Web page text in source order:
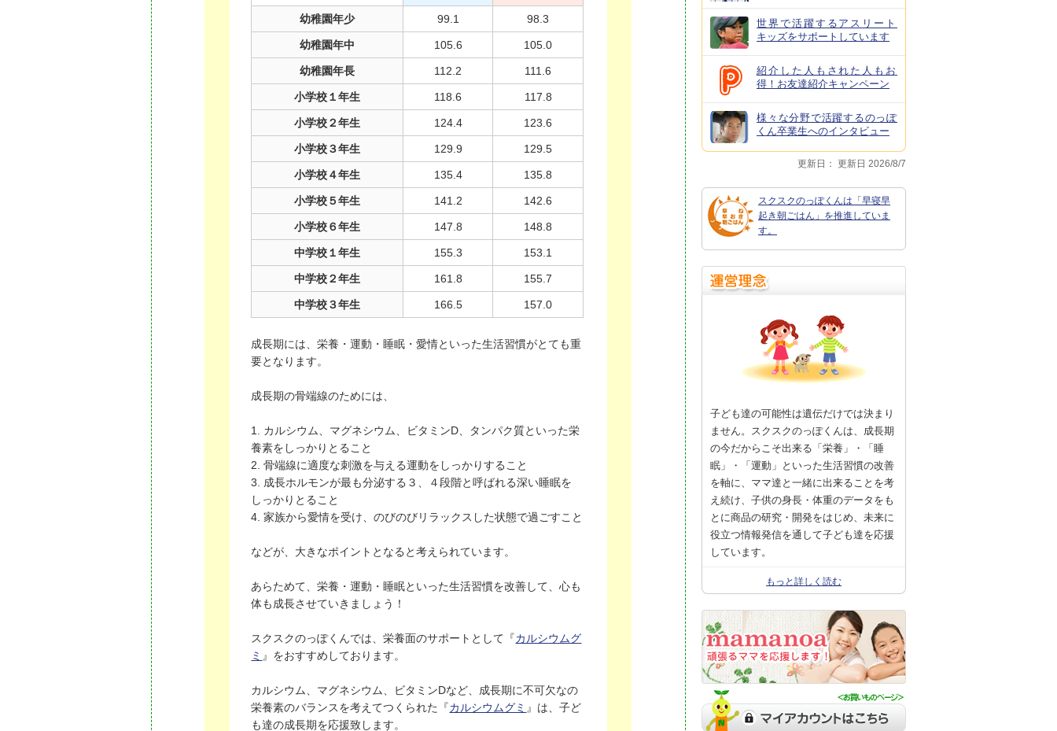
幼稚園年少 99.1 98.3
幼稚園年中 105.6 105.0
幼稚園年長 112.2 111.6
小学校１年生 118.6 117.8
小学校２年生 124.4 123.6
小学校３年生 129.9 129.5
小学校４年生 135.4 135.8
小学校５年生 141.2 142.6
小学校６年生 147.8 148.8
中学校１年生 155.3 153.1
中学校２年生 161.8 155.7
中学校３年生 166.5 157.0
成長期には、栄養・運動・睡眠・愛情といった生活習慣がとても重
要となります。
成長期の骨端線のためには、
1. カルシウム、マグネシウム、ビタミンD、タンパク質といった栄
養素をしっかりとること
2. 骨端線に適度な刺激を与える運動をしっかりすること
3. 成長ホルモンが最も分泌する３、４段階と呼ばれる深い睡眠を
しっかりとること
4. 家族から愛情を受け、のびのびリラックスした状態で過ごすこと
などが、大きなポイントとなると考えられています。
あらためて、栄養・運動・睡眠といった生活習慣を改善して、心も
体も成長させていきましょう！
スクスクのっぽくんでは、栄養面のサポートとして『カルシウムグ
ミ 』をおすすめ しております。
カルシウム、マグネシウム、ビタミンDなど、成長期に不可欠なの
栄養素のバランスを考えてつくられた『カルシウムグミ 』は、子ど
も達の成長期を応援致します。
世界で活躍するアスリート
キッズをサポートしています
紹介した人もされた人もお
得！お友達紹介キャンペーン
様々な分野で活躍するのっぽ
くん卒業生へのインタビュー
更新日： 更新日 2026/8/7
スクスクのっぽくんは「早寝早
起き朝ごはん」を推進していま
す。
子ども達の可能性は遺伝だけでは決まり
ません。スクスクのっぽくんは、成長期
の今だからこそ出来る「栄養」・「睡
眠」・「運動」といった生活習慣の改善
を軸に、ママ達と一緒に出来ることを考
え続け、子供の身長・体重のデータをも
とに商品の研究・開発をはじめ、未来に
役立つ情報発信を通して子ども達を応援
しています。
もっと詳しく読む